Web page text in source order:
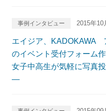
事例インタビュー 2015年10
エイジア、KADOKAWA
のイベント受付フォーム
女子中高生が気軽に写真
―